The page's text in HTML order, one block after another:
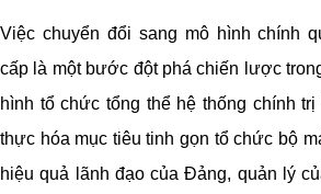
Việc chuyển đổi sang mô hình chính
cấp là một bước đột phá chiến lược
hình tổ chức tổng thể hệ thống chính
thực hóa mục tiêu tinh gọn tổ chức bộ
hiệu quả lãnh đạo của Đảng, quản lý